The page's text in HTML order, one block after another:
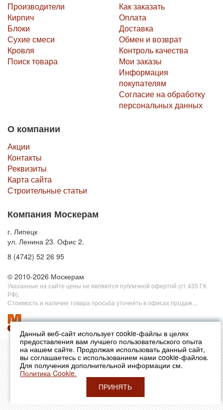
Данный веб-сайт использует cookie-файлы в целях
предоставления вам лучшего пользовательского опыта
на нашем сайте. Продолжая использовать данный сайт,
вы соглашаетесь с использованием нами cookie-файлов.
Для получения дополнительной информации см.
Политика Cookie.
ПРИНЯТЬ
Производители
Кирпич
Блоки
Сухие смеси
Кровля
Поиск товара
Как заказать
Оплата
Доставка
Обмен и возврат
Контроль качества
Мои заказы
Информация
покупателям
Согласие на обработку
персональных данных
О компании
Акции
Контакты
Реквизиты
Карта сайта
Строительные статьи
Компания Москерам
г. Липецк
ул. Ленина 23. Офис 2.
8 (4742) 52 26 95
© 2010-2026 Москерам
Указанные на сайте цены не являются публичной офертой (ст.435 ГК
РФ).
Стоимость и наличие товара просьба уточнять в офисах продаж....